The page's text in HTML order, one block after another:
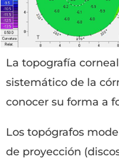
La topografía
sistemático de la
conocer su forma a
Los topógrafos
de proyección